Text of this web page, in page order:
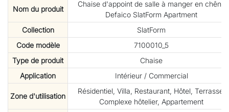
Nom du produit
Chaise d'appoint de salle à manger en chêne
Defaico SlatForm Apartment
Collection
SlatForm
Code modèle
7100010_5
Type de produit
Chaise
Application
Intérieur / Commercial
Zone d'utilisation
Résidentiel, Villa, Restaurant, Hôtel, Terrasse,
Complexe hôtelier, Appartement